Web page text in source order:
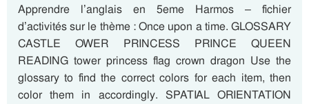
Apprendre l’anglais en 5eme Harmos – fichier
d’activités sur le thème : Once upon a time. GLOSSARY
CASTLE OWER PRINCESS PRINCE QUEEN
READING tower princess flag crown dragon Use the
glossary to find the correct colors for each item, then
color them in accordingly. SPATIAL ORIENTATION